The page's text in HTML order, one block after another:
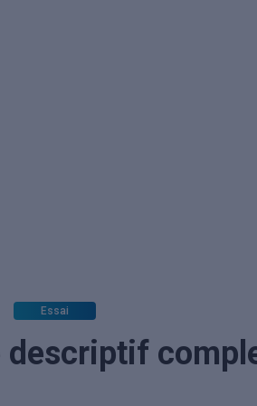
Essai
descriptif